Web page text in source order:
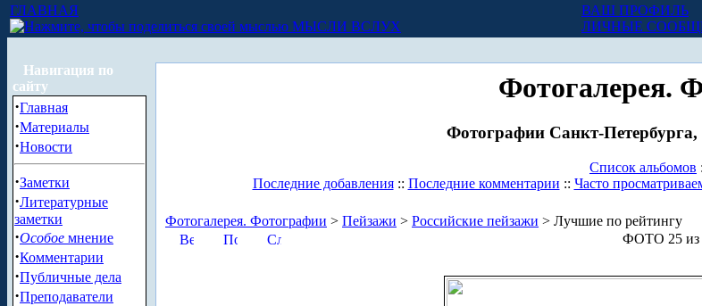
ГЛАВНАЯ
МЫСЛИ ВСЛУХ
ВАШ ПРОФИЛЬ
ЛИЧНЫЕ
Навигация по
сайту
·Главная
·Материалы
·Новости
·Заметки
·Литературные
заметки
·Особое мнение
·Комментарии
·Публичные дела
·Преподаватели
Фотогалерея.
Фотографии Санкт-Петербурга,
Список альбомов
Последние добавления:: Последние комментарии :: Часто
Фотогалерея. Фотографии > Пейзажи > Российские пейзажи > Лучшие по рейтингу
ФОТО 25 из